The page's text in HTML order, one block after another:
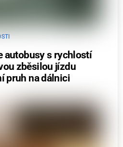
autobusy s rychlostí
zběsilou jízdu
pruh na dálnici